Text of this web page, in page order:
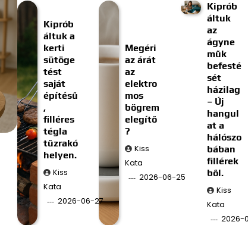
Kiprób
áltuk a
kerti
sütöge
tést
saját
építésű
,
filléres
tégla
tűzrakó
helyen.
Kiss
Kata
2026-06-27
Megéri
az árát
az
elektro
mos
bögrem
elegítő
?
Kiss
Kata
2026-06-25
Kiprób
áltuk
az
ágyne
műk
befesté
sét
házilag
– Új
hangul
at a
hálószo
bában
fillérek
ből.
Kiss
Kata
2026-